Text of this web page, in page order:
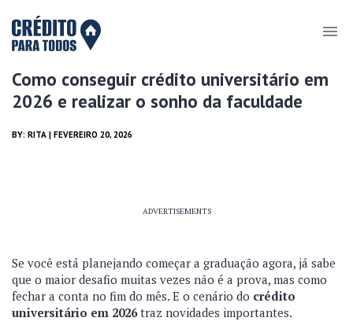
Como conseguir crédito universitário em
2026 e realizar o sonho da faculdade
BY: RITA | FEVEREIRO 20, 2026
ADVERTISEMENTS
Se você está planejando começar a graduação agora, já sabe
que o maior desafio muitas vezes não é a prova, mas como
fechar a conta no fim do mês. E o cenário do crédito
universitário em 2026traz novidades importantes.